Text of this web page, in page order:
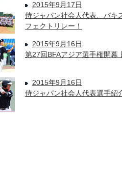
2015年9月17日
侍ジャパン社会人代表、パキ
フェクトリレー！
2015年9月16日
第27回BFAアジア選手権開幕
2015年9月16日
侍ジャパン社会人代表選手紹